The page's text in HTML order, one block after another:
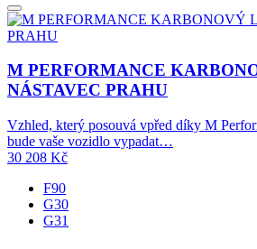
M PERFORMANCE
NÁSTAVEC PRAHU
Vzhled, který posouvá vpřed díky M
bude vaše vozidlo vypadat…
30 208 Kč
F90
G30
G31